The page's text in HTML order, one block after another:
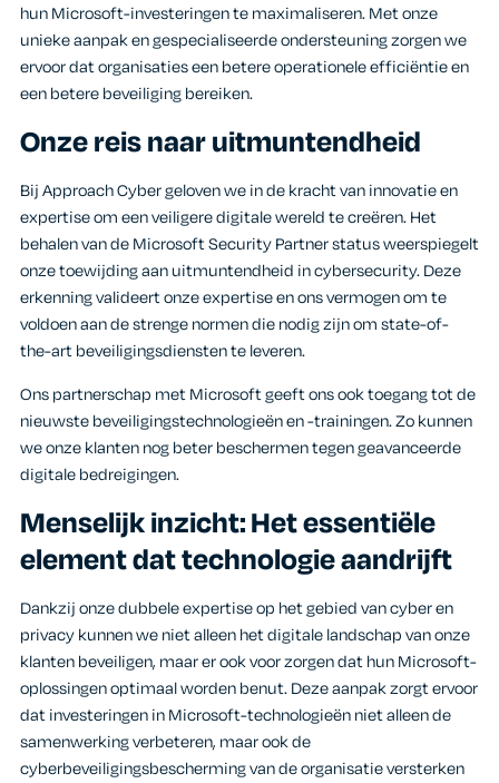
hun Microsoft-investeringen te maximaliseren. Met onze
unieke aanpak en gespecialiseerde ondersteuning zorgen we
ervoor dat organisaties een betere operationele efficiëntie en
een betere beveiliging bereiken.
Onze reis naar uitmuntendheid
Bij Approach Cyber geloven we in de kracht van innovatie en
expertise om een veiligere digitale wereld te creëren. Het
behalen van de Microsoft Security Partner status weerspiegelt
onze toewijding aan uitmuntendheid in cybersecurity. Deze
erkenning valideert onze expertise en ons vermogen om te
voldoen aan de strenge normen die nodig zijn om state-of-
the-art beveiligingsdiensten te leveren.
Ons partnerschap met Microsoft geeft ons ook toegang tot de
nieuwste beveiligingstechnologieën en -trainingen. Zo kunnen
we onze klanten nog beter beschermen tegen geavanceerde
digitale bedreigingen.
Menselijk inzicht: Het essentiële
element dat technologie aandrijft
Dankzij onze dubbele expertise op het gebied van cyber en
privacy kunnen we niet alleen het digitale landschap van onze
klanten beveiligen, maar er ook voor zorgen dat hun Microsoft-
oplossingen optimaal worden benut. Deze aanpak zorgt ervoor
dat investeringen in Microsoft-technologieën niet alleen de
samenwerking verbeteren, maar ook de
cyberbeveiligingsbescherming van de organisatie versterken